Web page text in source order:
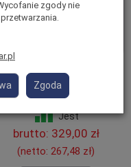
ukośne, skos 245 cm
rusztowania aluminiowego
Altrex 4000 i 5000 303727
Jest
brutto: 329,00 zł
(netto: 267,48 zł)
zgody nie
Zgoda